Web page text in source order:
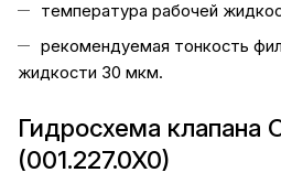
температура рабочей
рекомендуемая тонкость
жидкости 30 мкм.
Гидросхема клапана
(001.227.0X0)